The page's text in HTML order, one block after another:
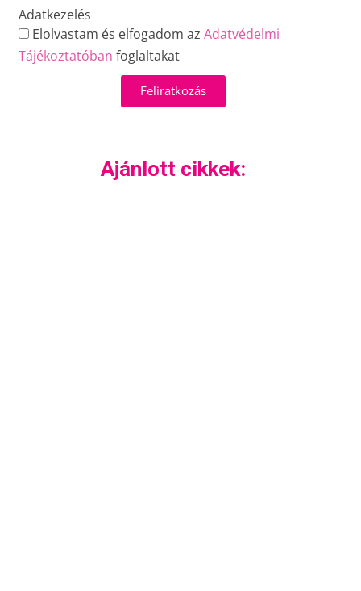
Adatkezelés
Elolvastam és elfogadom azAdatvédelmi
Tájékoztatóban foglaltakat
Feliratkozás
Ajánlott cikkek: